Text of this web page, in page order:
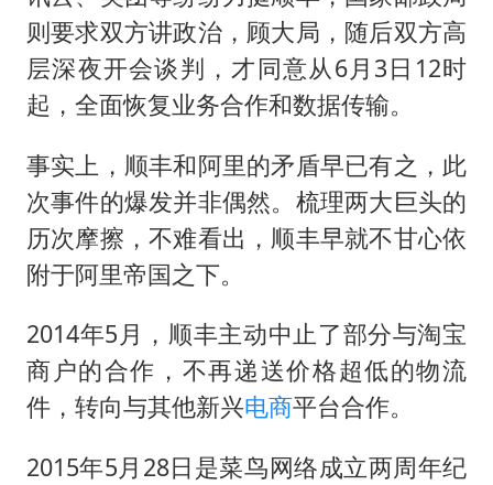
则要求双方讲政治，顾大局，随后双方高
层深夜开会谈判，才同意从6月3日12时
起，全面恢复业务合作和数据传输。
事实上，顺丰和阿里的矛盾早已有之，此
次事件的爆发并非偶然。梳理两大巨头的
历次摩擦，不难看出，顺丰早就不甘心依
附于阿里帝国之下。
2014年5月，顺丰主动中止了部分与淘宝
商户的合作，不再递送价格超低的物流
件，转向与其他新兴电商平台合作。
2015年5月28日是菜鸟网络成立两周年纪